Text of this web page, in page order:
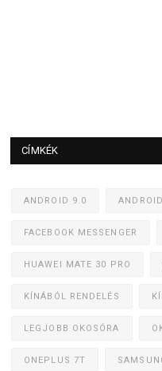
CÍMKÉK
ANDROID 9.0
FACEBOOK MESSENGER
HUAWEI MATE 30 PRO
KÍNÁBÓL RENDELÉS
LEGJOBB OKOSÓRA
ONEPLUS 7T